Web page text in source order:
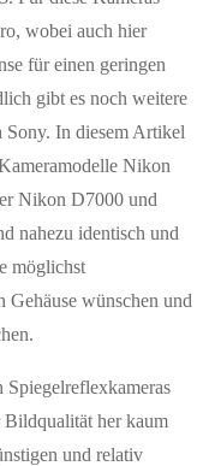
wobei auch hier
für einen geringen
gibt es noch weitere
In diesem Artikel
Nikon
Nikon D7000 und
nahezu identisch und
möglichst
Gehäuse wünschen und
Bildqualität her kaum
und relativ